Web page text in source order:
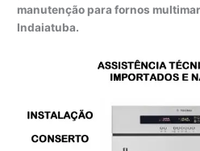
manutenção para fornos
Indaiatuba.